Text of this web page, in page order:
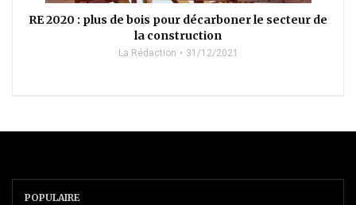
RE 2020 : plus de bois pour décarboner le secteur de
la construction
La Rédaction 31/12/2021
POPULAIRE